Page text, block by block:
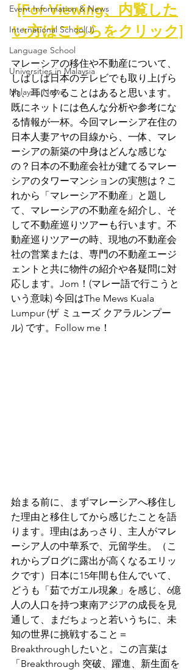
Event Information & News
International School(J)
Language School
Universities in Malaysia
Malaysia News
[For Viewing、内覧した
い方はこちらをクリック]
マレーシアの移住や不動産について、
しばしば日本のテレビでも取り上げら
れ、耳にすることはあると思います。
既にネットには色んな分析や参考にな
る情報が一杯。今回マレーシア在住の
日本人妻アヤの目線から、一体、マレ
ーシアの新築の中身はどんな感じな
の？日本の不動産会社が建てるマレー
シアのタワーマンションの実態は？こ
れから「マレーシア不動産」と題し
て、マレーシアの不動産を紹介し、そ
して不動産巡りツアーも行います。不
動産巡りツアーの時、現地の不動産会
社の営業または、専門の不動産エージ
ェントと共に物件の紹介や各疑問に対
応します。Jom！(マレー語で行こうと
いう意味) 今回はThe Mews Kuala
Lumpur (ザ ミューズ クアラルンプー
ル) です。Follow me！
始まる前に、まずマレーシアへ移住し
た理由と移住してから感じたことを語
ります。理由はあっさり、主人がマレ
ーシア人の中華系で、元留学生。（こ
れからブログに露出が高くなるエリッ
クです）日本に15年間も住んでいて、
どうも「茹でガエル現象」を感じ、6億
人の人口を持つ東南アジアの成長を見
通して、まだちょっと若いうちに、未
知の世界に挑戦すること＝
Breakthroughしたいと。この言葉は
「Breakthrough 突破、躍進、新生面を